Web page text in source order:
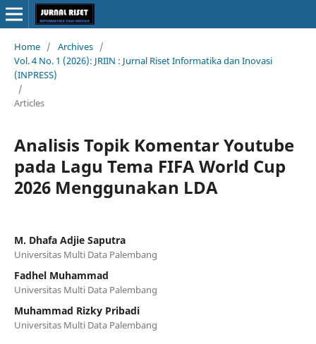
Home / Archives /
Vol. 4 No. 1 (2026): JRIIN : Jurnal Riset Informatika dan Inovasi
(INPRESS)
/
Articles
Analisis Topik Komentar Youtube
pada Lagu Tema FIFA World Cup
2026 Menggunakan LDA
M. Dhafa Adjie Saputra
Universitas Multi Data Palembang
Fadhel Muhammad
Universitas Multi Data Palembang
Muhammad Rizky Pribadi
Universitas Multi Data Palembang